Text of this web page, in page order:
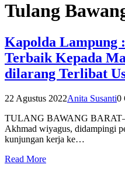
Tulang
Kapolda Lampung
Terbaik Kepada
dilarang Terlibat
22 Agustus 2022Anita Susanti0
TULANG BAWANG
Akhmad wiyagus, didampingi
kunjungan kerja ke…
Read More